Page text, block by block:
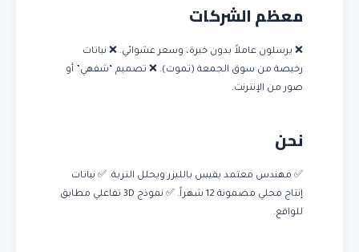
معظم الشركات
❌ يرسلون عاملاً بدون خبرة، وسعر عشوائي. ❌ نباتات
رخيصة من سوق الجمعة (تموت). ❌ تصميم “شفهي” أو
صور من الإنترنت.
نحن
✅ مهندس معتمد يقيس بالليزر ويحلل التربة. ✅ نباتات
إنتاج محلي مضمونة 12 شهراً. ✅ نموذج 3D تفاعلي مطابق
للواقع.